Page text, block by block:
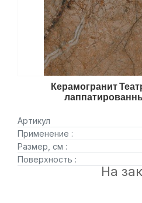
Керамогранит
Артикул
Применение :
Размер, см :
Поверхность :
На